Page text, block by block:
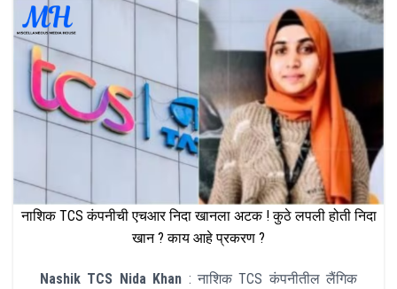
नाशिक TCS कंपनीची एचआर निदा खानला अटक ! कुठे लपली होती निदा
खान ? काय आहे प्रकरण ?
Nashik TCS Nida Khan : नाशिक TCS कंपनीतील लैंगिक